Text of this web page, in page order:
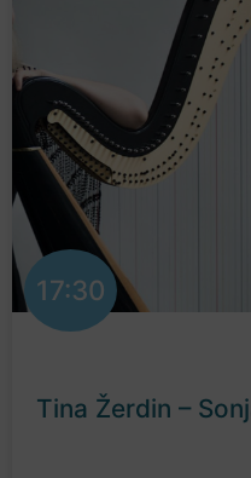
17:30
Tina Žerdin –